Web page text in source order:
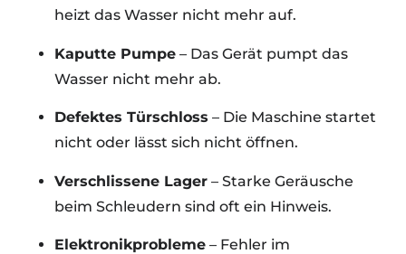
heizt das Wasser nicht mehr auf.
Kaputte Pumpe – Das Gerät pumpt das
Wasser nicht mehr ab.
Defektes Türschloss – Die Maschine startet
nicht oder lässt sich nicht öffnen.
Verschlissene Lager – Starke Geräusche
beim Schleudern sind oft ein Hinweis.
Elektronikprobleme – Fehler im